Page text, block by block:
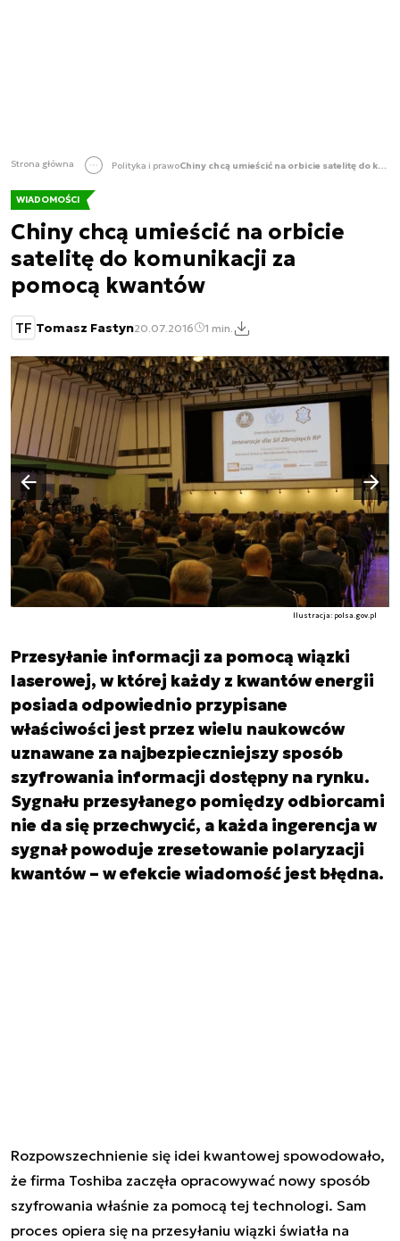
Strona główna Polityka i prawo Chiny chcą umieścić na orbicie satelitę do komunikacji za pomocą kwantów
WIADOMOŚCI
Chiny chcą umieścić na orbicie
satelitę do komunikacji za
pomocą kwantów
TF Tomasz Fastyn20.07.2016 1 min.
Ilustracja: polsa.gov.pl
Poprzedni slajd
Następny slajd
Przesyłanie informacji za pomocą wiązki
laserowej, w której każdy z kwantów energii
posiada odpowiednio przypisane
właściwości jest przez wielu naukowców
uznawane za najbezpieczniejszy sposób
szyfrowania informacji dostępny na rynku.
Sygnału przesyłanego pomiędzy odbiorcami
nie da się przechwycić, a każda ingerencja w
sygnał powoduje zresetowanie polaryzacji
kwantów – w efekcie wiadomość jest błędna.
Rozpowszechnienie się idei kwantowej spowodowało,
że firma Toshiba zaczęła opracowywać nowy sposób
szyfrowania właśnie za pomocą tej technologi. Sam
proces opiera się na przesyłaniu wiązki światła na